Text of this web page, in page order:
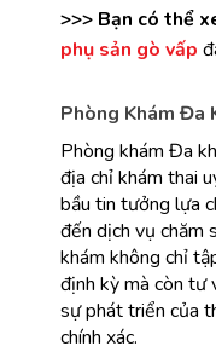
>>> Bạn có thể
phụ sản gò vấp
Phòng Khám Đa
Phòng khám Đa
địa chỉ khám thai
bầu tin tưởng lựa
đến dịch vụ chăm
khám không chỉ
định kỳ mà còn tư
sự phát triển của
chính xác.